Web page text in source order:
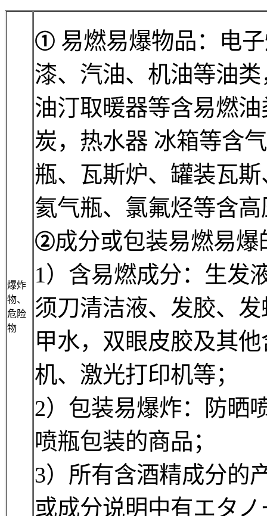
爆炸
物、
危险
物
① 易燃易爆物品：电
漆、汽油、机油等油
油汀取暖器等含易燃
炭，热水器 冰箱等含
瓶、瓦斯炉、罐装瓦
氦气瓶、氯氟烃等含
②成分或包装易燃易爆
1）含易燃成分：生发
须刀清洁液、发胶、
甲水，双眼皮胶及其
机、激光打印机等；
2）包装易爆炸：防晒
喷瓶包装的商品；
3）所有含酒精成分的
或成分说明中有エタ